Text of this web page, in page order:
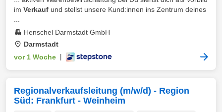
im Verkauf und stellst unsere Kund:innen ins Zentrum deines
Henschel Darmstadt GmbH
Darmstadt
vor 1 Woche
Regionalverkaufsleitung (m/w/d) - Region
Süd: Frankfurt - Weinheim